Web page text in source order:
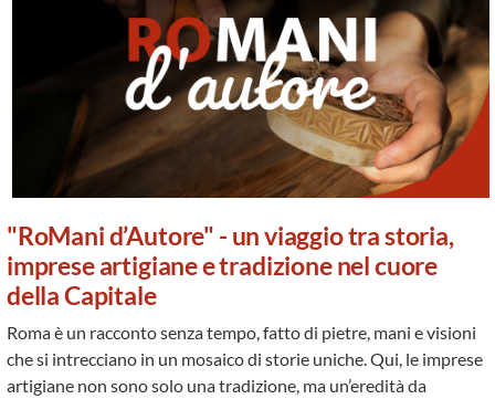
"RoManid’Autore" - un viaggio tra storia,
imprese artigiane e tradizione nel cuore
della Capitale
Roma è un racconto senza tempo, fatto di pietre, mani e visioni
che si intrecciano in un mosaico di storie uniche. Qui, le imprese
artigiane non sono solo una tradizione, ma un’eredità da